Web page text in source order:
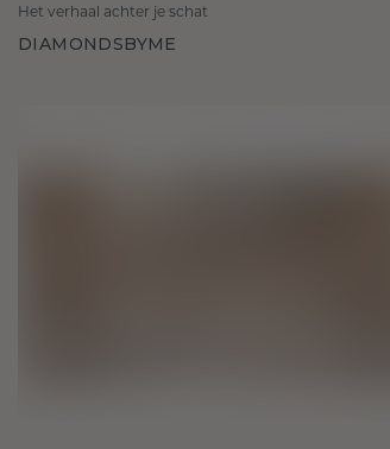
Het verhaal achter je schat
DIAMONDSBYME